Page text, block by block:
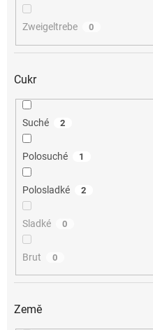
Zweigeltrebe 0
Cukr
Suché 2
Polosuché 1
Polosladké 2
Sladké 0
Brut 0
Země